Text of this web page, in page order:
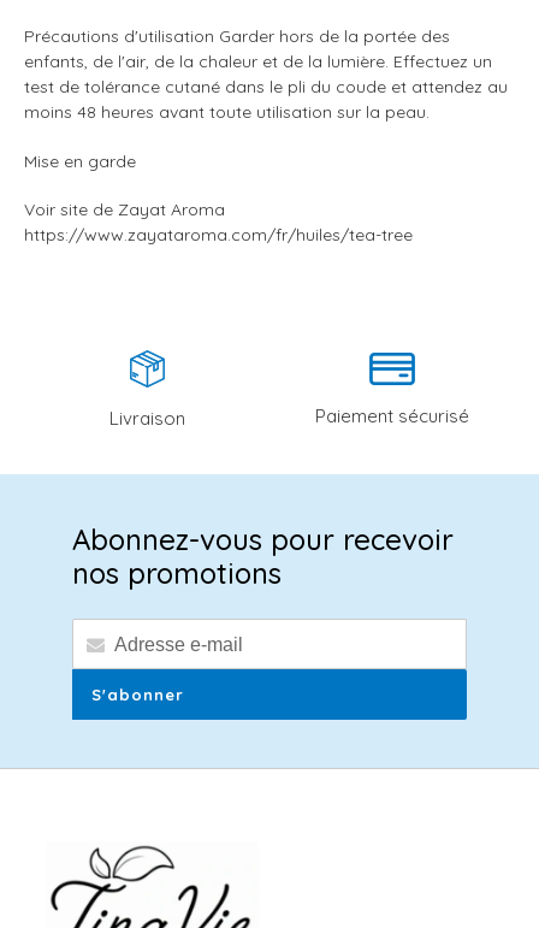
Précautions d'utilisation Garder hors de la portée des
enfants, de l'air, de la chaleur et de la lumière. Effectuez un
test de tolérance cutané dans le pli du coude et attendez au
moins 48 heures avant toute utilisation sur la peau.
Mise en garde
Voir site de Zayat Aroma
https://www.zayataroma.com/fr/huiles/tea-tree
Livraison Paiement sécurisé
Abonnez-vous pour recevoir
nos promotions
S'abonner